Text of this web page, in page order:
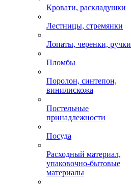
Кровати, раскладушки
Лестницы, стремянки
Лопаты, черенки, ручки
Пломбы
Поролон, синтепон,
винилискожа
Постельные
принадлежности
Посуда
Расходный материал,
упаковочно-бытовые
материалы